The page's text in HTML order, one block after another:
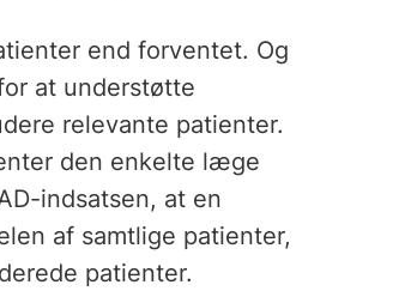
end forventet. Og
at understøtte
relevante patienter.
den enkelte læge
indsatsen, at en
af samtlige patienter,
patienter.